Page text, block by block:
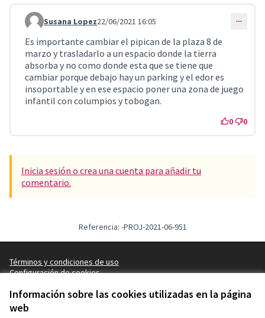
Información sobre las cookies utilizadas en la página
web
Comentario 2079
Susana Lopez22/06/2021 16:05
Es importante cambiar el pipican de la plaza 8 de
marzo y trasladarlo a un espacio donde la tierra
absorba y no como donde esta que se tiene que
cambiar porque debajo hay un parking y el edor es
insoportable y en ese espacio poner una zona de juego
infantil con columpios y tobogan.
0 0
Inicia sesión o crea una cuenta para añadir tu
comentario.
Referencia: -PROJ-2021-06-951
Términos y condiciones de uso
Configuración de cookies
(Enlace externo)
(Enlace externo)
(Enlace externo)
(Enlace externo)
Castellano
Triar la llengua